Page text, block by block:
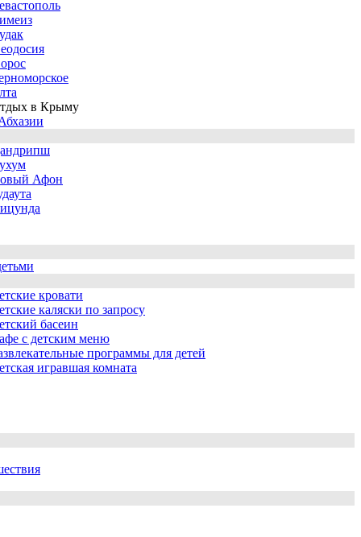
в Крыму
Афон
кровати
каляски по запросу
басеин
с детским меню
программы для детей
игравшая комната